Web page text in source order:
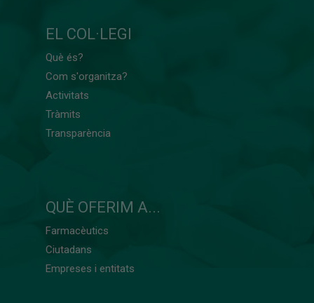
EL COL·LEGI
Què és?
Com s'organitza?
Activitats
Tràmits
Transparència
QUÈ OFERIM A...
Farmacèutics
Ciutadans
Empreses i entitats